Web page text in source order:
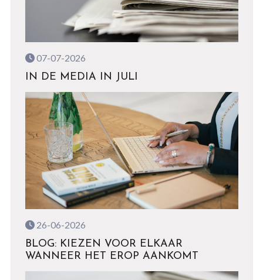
07-07-2026
IN DE MEDIA IN JULI
26-06-2026
BLOG: KIEZEN VOOR ELKAAR
WANNEER HET EROP AANKOMT